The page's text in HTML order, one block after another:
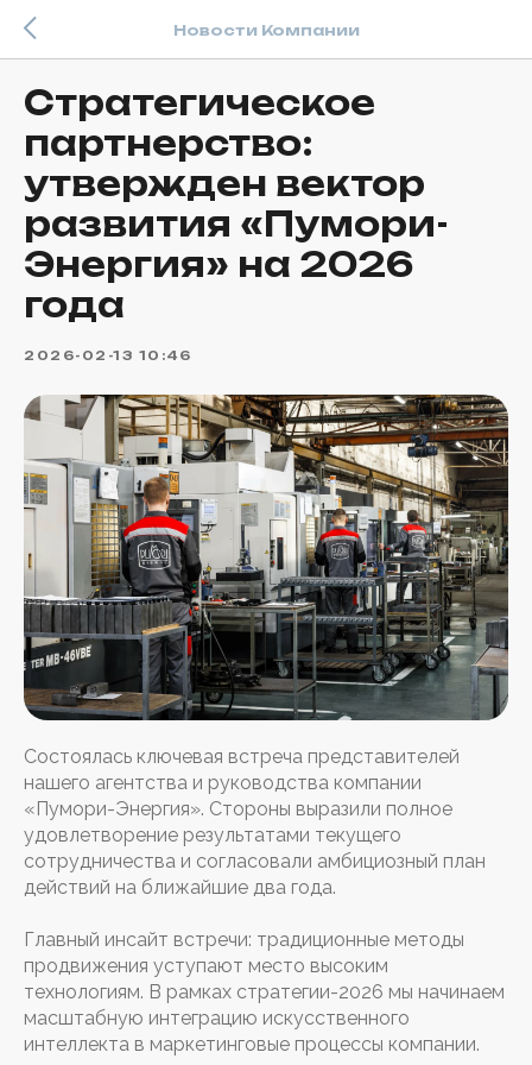
Новости Компании
Стратегическое
партнерство:
утвержден вектор
развития «Пумори-
Энергия» на 2026
года
2026-02-13 10:46
Состоялась ключевая встреча представителей
нашего агентства и руководства компании
«Пумори-Энергия». Стороны выразили полное
удовлетворение результатами текущего
сотрудничества и согласовали амбициозный план
действий на ближайшие два года.
Главный инсайт встречи: традиционные методы
продвижения уступают место высоким
технологиям. В рамках стратегии-2026 мы начинаем
масштабную интеграцию искусственного
интеллекта в маркетинговые процессы компании.